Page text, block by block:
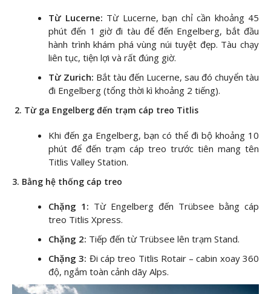
Từ Lucerne: Từ Lucerne, bạn chỉ cần khoảng 45
phút đến 1 giờ đi tàu để đến Engelberg, bắt đầu
hành trình khám phá vùng núi tuyệt đẹp. Tàu chạy
liên tục, tiện lợi và rất đúng giờ.
Từ Zurich: Bắt tàu đến Lucerne, sau đó chuyển tàu
đi Engelberg (tổng thời kì khoảng 2 tiếng).
2. Từ ga Engelberg đến trạm cáp treo Titlis
Khi đến ga Engelberg, bạn có thể đi bộ khoảng 10
phút để đến trạm cáp treo trước tiên mang tên
Titlis Valley Station.
3. Bằng hệ thống cáp treo
Chặng 1: Từ Engelberg đến Trübsee bằng cáp
treo Titlis Xpress.
Chặng 2: Tiếp đến từ Trübsee lên trạm Stand.
Chặng 3: Đi cáp treo Titlis Rotair – cabin xoay 360
độ, ngắm toàn cảnh dãy Alps.